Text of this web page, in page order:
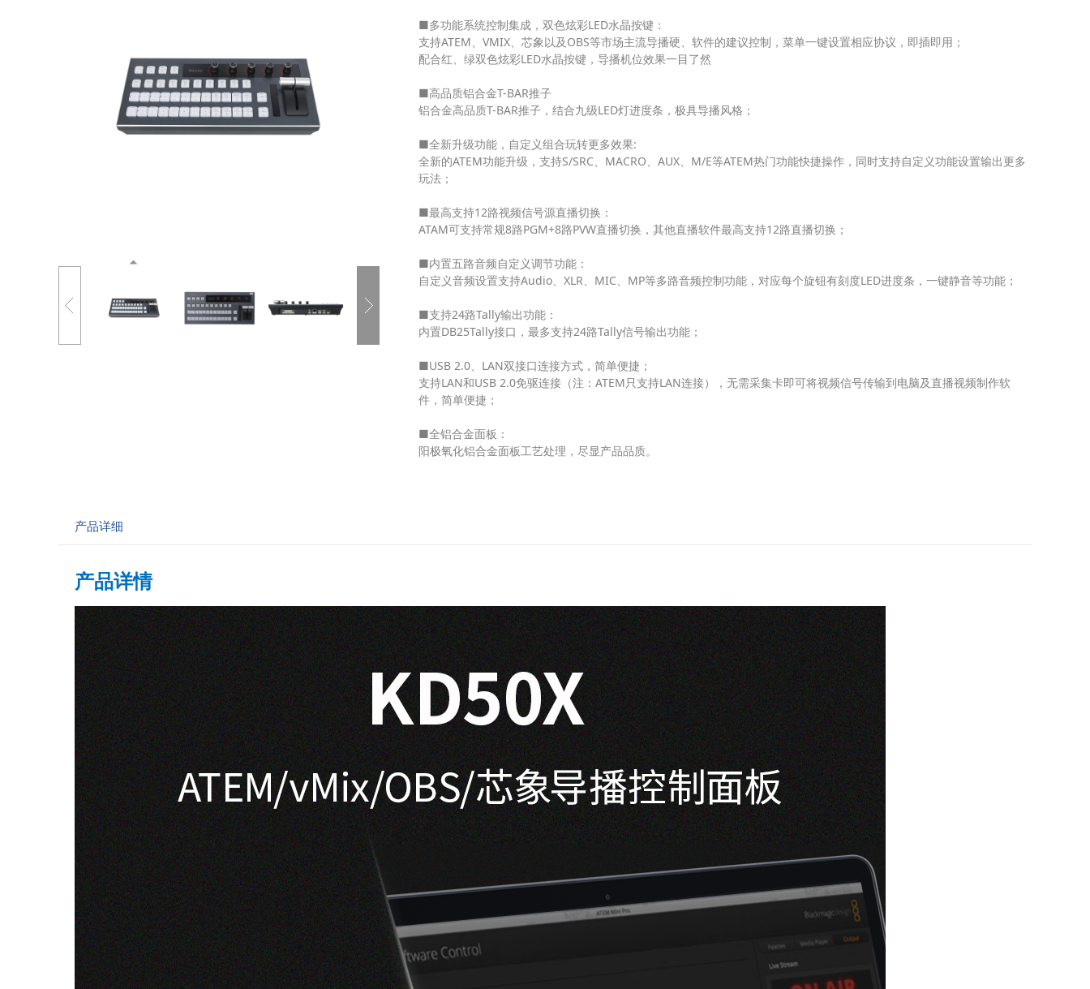
■多功能系统控制集成，双色炫彩LED水晶按键：
支持ATEM、VMIX、芯象以及OBS等市场主流导播硬、软件的建议控制，菜单一键设置相应协议，即插即用；
配合红、绿双色炫彩LED水晶按键，导播机位效果一目了然
■高品质铝合金T-BAR推子
铝合金高品质T-BAR推子，结合九级LED灯进度条，极具导播风格；
■全新升级功能，自定义组合玩转更多效果:
全新的ATEM功能升级，支持S/SRC、MACRO、AUX、M/E等ATEM热门功能快捷操作，同时支持自定义功能设置输出更多
玩法；
■最高支持12路视频信号源直播切换：
ATAM可支持常规8路PGM+8路PVW直播切换，其他直播软件最高支持12路直播切换；
■内置五路音频自定义调节功能：
自定义音频设置支持Audio、XLR、MIC、MP等多路音频控制功能，对应每个旋钮有刻度LED进度条，一键静音等功能；
■支持24路Tally输出功能：
内置DB25Tally接口，最多支持24路Tally信号输出功能；
■USB 2.0、LAN双接口连接方式，简单便捷；
支持LAN和USB 2.0免驱连接（注：ATEM只支持LAN连接），无需采集卡即可将视频信号传输到电脑及直播视频制作软
件，简单便捷；
■全铝合金面板：
阳极氧化铝合金面板工艺处理，尽显产品品质。
产品详细
产品详情